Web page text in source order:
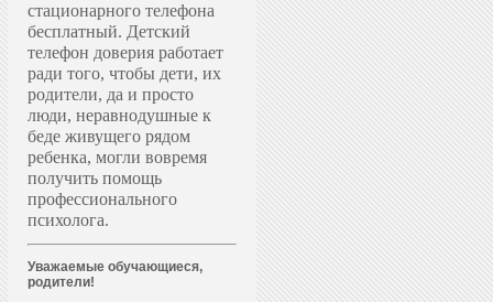
стационарного телефона
бесплатный. Детский
телефон доверия работает
ради того, чтобы дети, их
родители, да и просто
люди, неравнодушные к
беде живущего рядом
ребенка, могли вовремя
получить помощь
профессионального
психолога.
Уважаемые обучающиеся,
родители!